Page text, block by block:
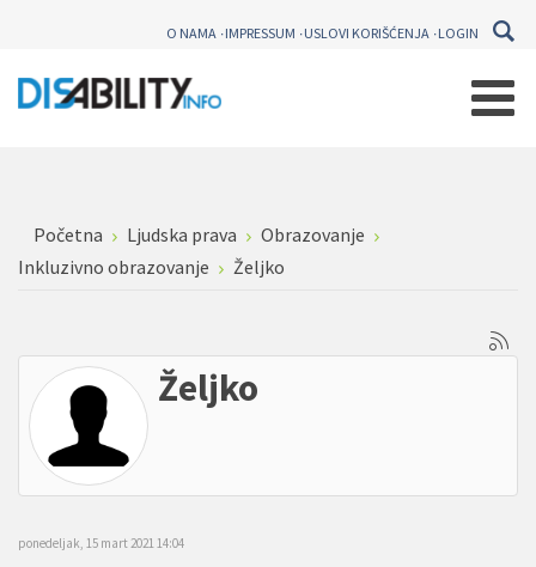
O NAMA IMPRESSUM USLOVI KORIŠĆENJA LOGIN
Početna Ljudska prava
Obrazovanje
Inkluzivno obrazovanje
Željko
Željko
ponedeljak, 15 mart 2021 14:04